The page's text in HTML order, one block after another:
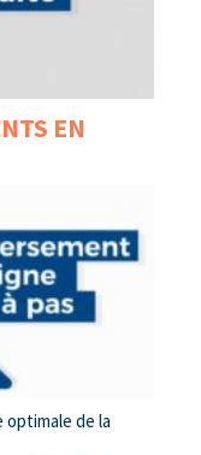
EN
de la